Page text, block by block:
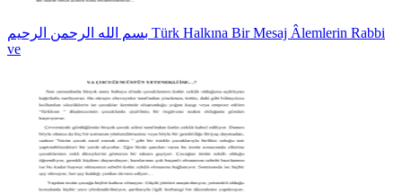
بسم الله الرحمن الرحيم Türk Halkına Bir Mesaj Âlemlerin Rabbi
ve